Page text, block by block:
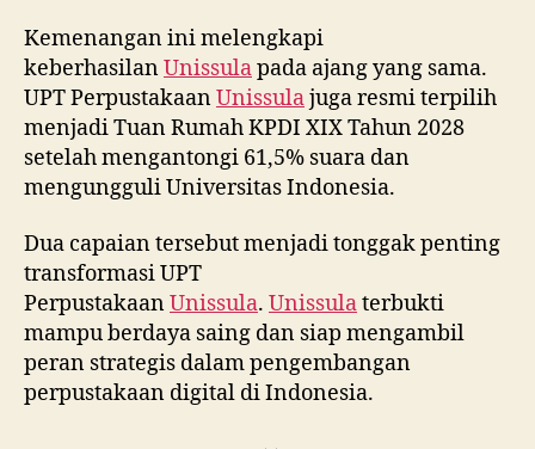
Kemenangan ini melengkapi
keberhasilanUnissulapada ajang yang sama.
UPT PerpustakaanUnissulajuga resmi terpilih
menjadi Tuan Rumah KPDI XIX Tahun 2028
setelah mengantongi 61,5% suara dan
mengungguli Universitas Indonesia.
Dua capaian tersebut menjadi tonggak penting
transformasi UPT
PerpustakaanUnissula. Unissulaterbukti
mampu berdaya saing dan siap mengambil
peran strategis dalam pengembangan
perpustakaan digital di Indonesia.